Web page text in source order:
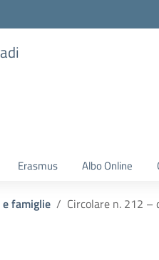
Erasmus Albo Online
famiglie Circolare n. 212 –